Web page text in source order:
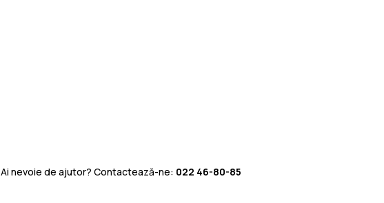
Ai nevoie de ajutor? Contactează-ne: 022 46-80-85